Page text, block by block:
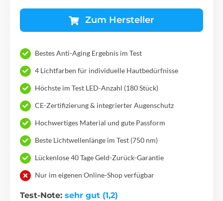
Zum Hersteller
Bestes Anti-Aging Ergebnis im Test
4 Lichtfarben für individuelle Hautbedürfnisse
Höchste im Test LED-Anzahl (180 Stück)
CE-Zertifizierung & integrierter Augenschutz
Hochwertiges Material und gute Passform
Beste Lichtwellenlänge im Test (750 nm)
Lückenlose 40 Tage Geld-Zurück-Garantie
Nur im eigenen Online-Shop verfügbar
Test-Note: sehr gut (1,2)